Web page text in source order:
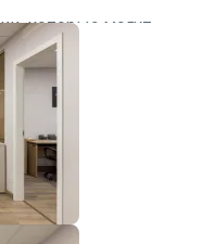
которые могут